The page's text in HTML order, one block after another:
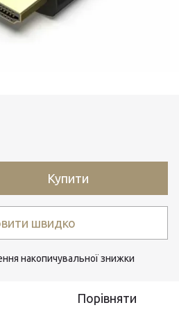
Купити
швидко
накопичувальної знижки
Порівняти